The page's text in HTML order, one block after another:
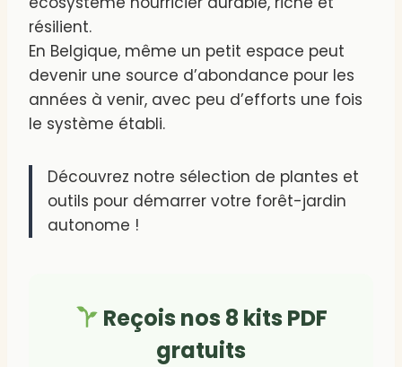
résilient.
En Belgique, même un petit espace peut
devenir une source d’abondance pour les
années à venir, avec peu d’efforts une fois
le système établi.
Découvrez notre sélection de plantes et
outils pour démarrer votre forêt-jardin
autonome !
Reçois nos 8 kits PDF
gratuits